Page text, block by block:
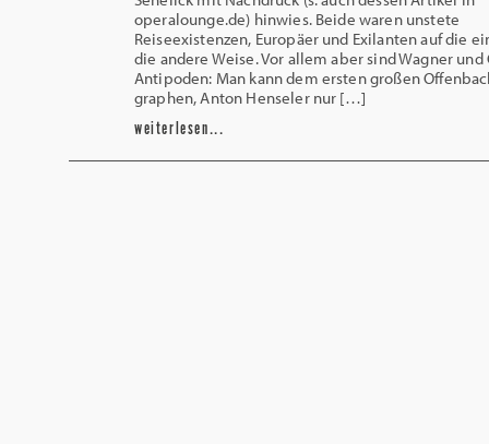
operalounge.de) hinwies. Beide waren unstete
Reiseexistenzen, Europäer und Exilanten auf die
die andere Weise. Vor allem aber sind Wagner und
Antipoden: Man kann dem ersten großen
graphen, Anton Henseler nur […]
weiterlesen...